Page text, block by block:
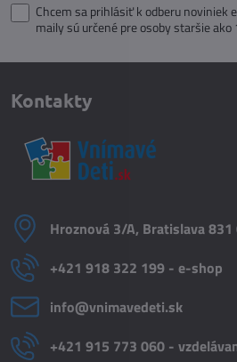
Chcem sa prihlásiť k odberu noviniek
maily sú určené pre osoby staršie ako
Kontakty
Hroznová 3/A, Bratislava 831
+421 918 322 199 - e-shop
info​@vnimavedeti​.sk
+421 915 773 060 -